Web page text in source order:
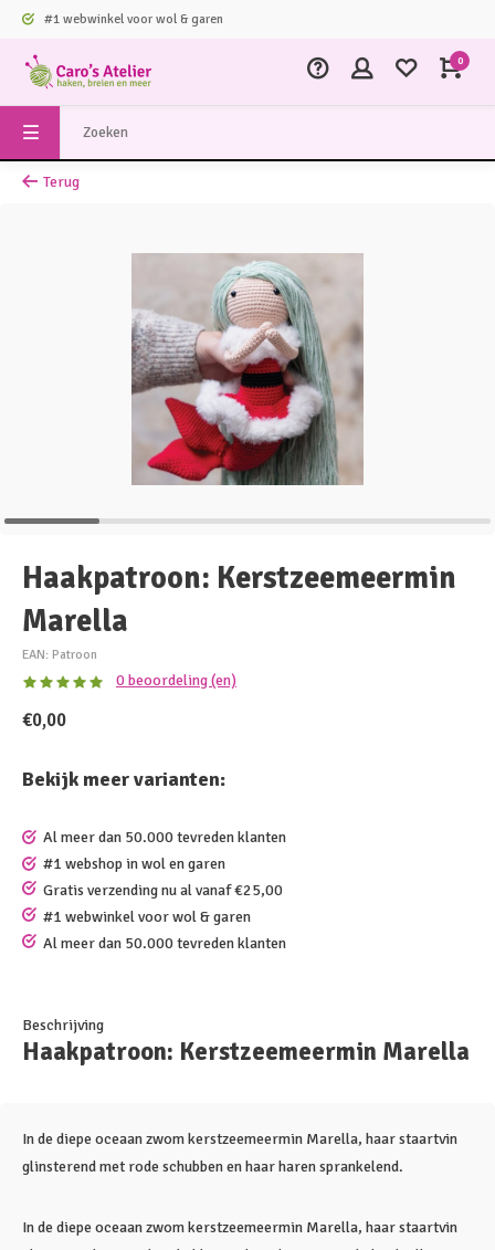
#1 webwinkel voor wol & garen
0
Terug
Haakpatroon: Kerstzeemeermin
Marella
EAN: Patroon
0 beoordeling (en)
€0,00
Bekijk meer varianten:
Al meer dan 50.000 tevreden klanten
#1 webshop in wol en garen
Gratis verzending nu al vanaf €25,00
#1 webwinkel voor wol & garen
Al meer dan 50.000 tevreden klanten
Beschrijving
Haakpatroon: Kerstzeemeermin Marella
In de diepe oceaan zwom kerstzeemeermin Marella, haar staartvin
glinsterend met rode schubben en haar haren sprankelend.
In de diepe oceaan zwom kerstzeemeermin Marella, haar staartvin